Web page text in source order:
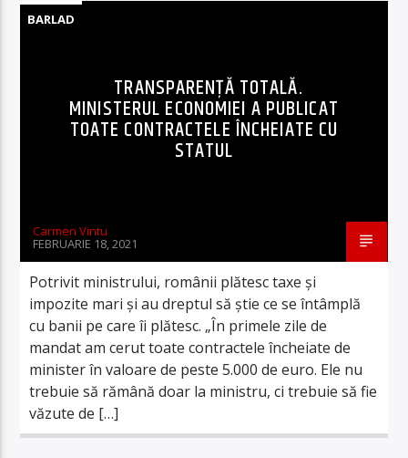
BARLAD
TRANSPARENȚĂ TOTALĂ.
MINISTERUL ECONOMIEI A PUBLICAT
TOATE CONTRACTELE ÎNCHEIATE CU
STATUL
Carmen Vintu
FEBRUARIE 18, 2021
Potrivit ministrului, românii plătesc taxe și
impozite mari și au dreptul să știe ce se întâmplă
cu banii pe care îi plătesc. „În primele zile de
mandat am cerut toate contractele încheiate de
minister în valoare de peste 5.000 de euro. Ele nu
trebuie să rămână doar la ministru, ci trebuie să fie
văzute de […]